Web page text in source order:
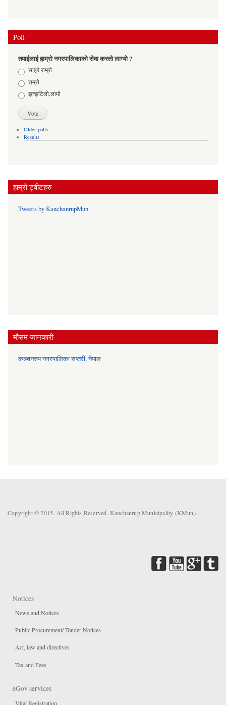
Poll
तपाईलाई हाम्रो नगरपालिकाको सेवा कस्तो लाग्यो ?
Choicesसाह्रै राम्रो
राम्रो
झन्झटिलो,लामो
Older polls
Results
हाम्रो ट्वीटहरु
Tweets by KanchanrupMun
मौसम जानकारी
कञ्चनरुप नगरपालिका सप्तरी, नेपाल
Copyright © 2015. All Rights Reserved. Kanchanrup Municipality (KMun).
Notices
News and Notices
Public Procurement/ Tender Notices
Act, law and directives
Tax and Fees
eGov services
Vital Registration